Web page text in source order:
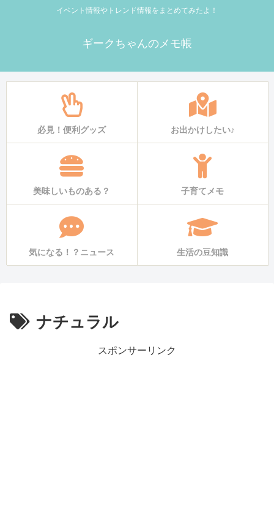
イベント情報やトレンド情報をまとめてみたよ！
ギークちゃんのメモ帳
必見！便利グッズ お出かけしたい♪
美味しいものある？ 子育てメモ
気になる！？ニュース 生活の豆知識
ナチュラル
スポンサーリンク